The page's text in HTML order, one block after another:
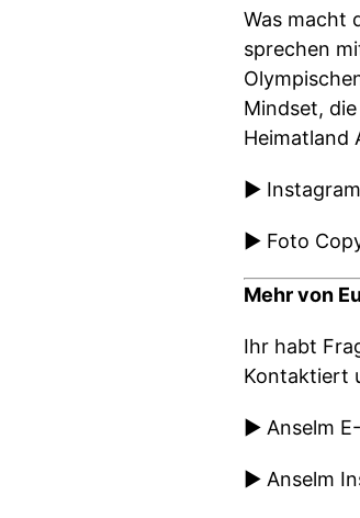
Was macht
sprechen
Mindset,
Heimatland
▶
▶ Foto
Mehr von
Ihr habt
Kontaktiert
▶ Anselm
▶ Anselm